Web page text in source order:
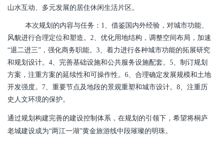
山水互动、多元发展的居住休闲生活片区。
本次规划的内容与任务： 1、借鉴国内外经验，对城市功能、
风貌进行合理定位和塑造。2、优化用地结构，调整空间布局，加速
“退二进三”，强化商务职能。3、着力进行各种城市功能的拓展研究
和规划设计。4、完善基础设施和公共服务设施配套。5、制订规划
方案，注重方案的延续性和可操作性。6、合理确定发展规模和土地
开发强度。7、重要节点及地段的景观重塑和城市设计。8、注重历
史人文环境的保护。
通过规划构建完善的建设控制体系，在规划的引领下，希望将桐庐
老城建设成为“两江一湖”黄金旅游线中段璀璨的明珠。